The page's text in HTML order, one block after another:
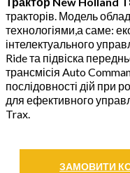
тракторів. Модель
технологіями,а саме:
інтелектуального
Ride та підвіска
трансмісія Auto
послідовності дій при
для ефективного
Trax.
ЗАМОВИТИ